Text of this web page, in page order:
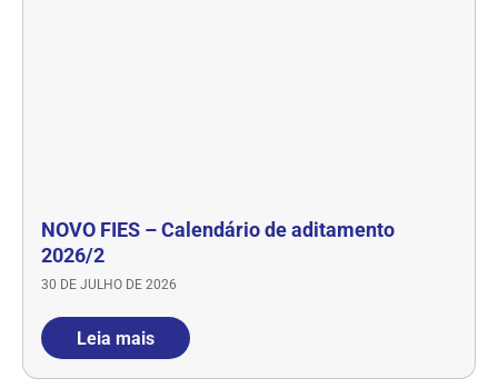
NOVO FIES – Calendário de aditamento
2026/2
30 DE JULHO DE 2026
Leia mais